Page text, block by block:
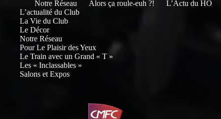
Notre Réseau
Alors ça roule-euh ?!
L’Actu du HO
L’actualité du Club
La Vie du Club
Le Décor
Notre Réseau
Pour Le Plaisir des Yeux
Le Train avec un Grand « T »
Les « Inclassables »
Salons et Expos